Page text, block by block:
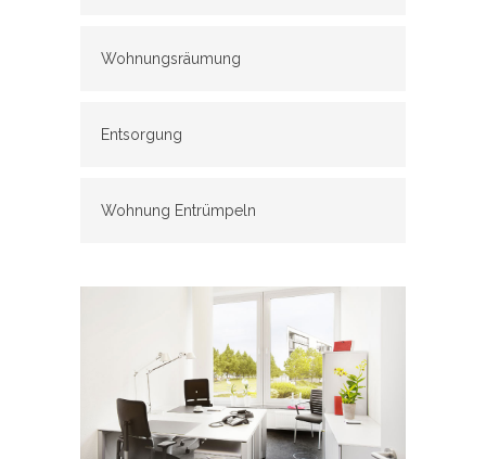
Wohnungsräumung
Entsorgung
Wohnung Entrümpeln